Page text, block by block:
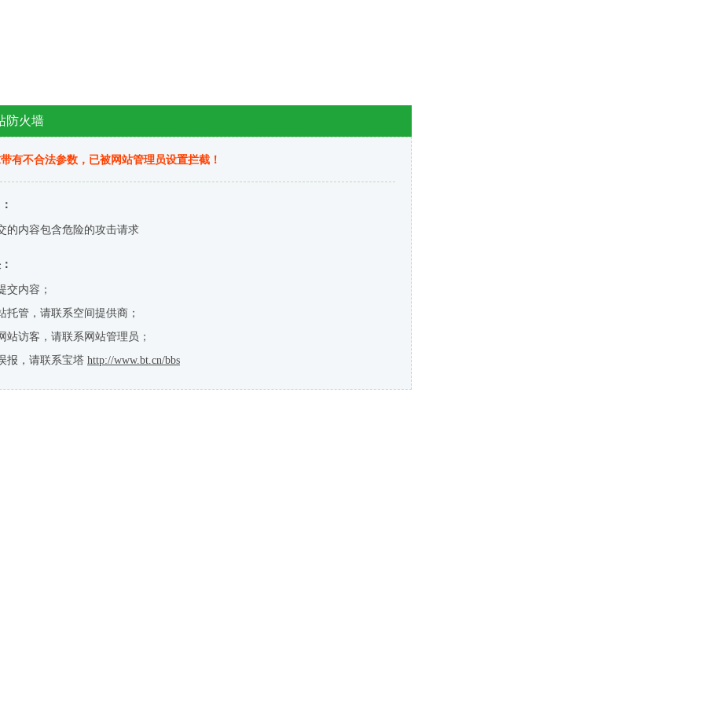
防火墙
有不合法参数，已被网站管理员设置拦截！
的内容包含危险的攻击请求
交内容；
托管，请联系空间提供商；
站访客，请联系网站管理员；
报，请联系宝塔 http://www.bt.cn/bbs